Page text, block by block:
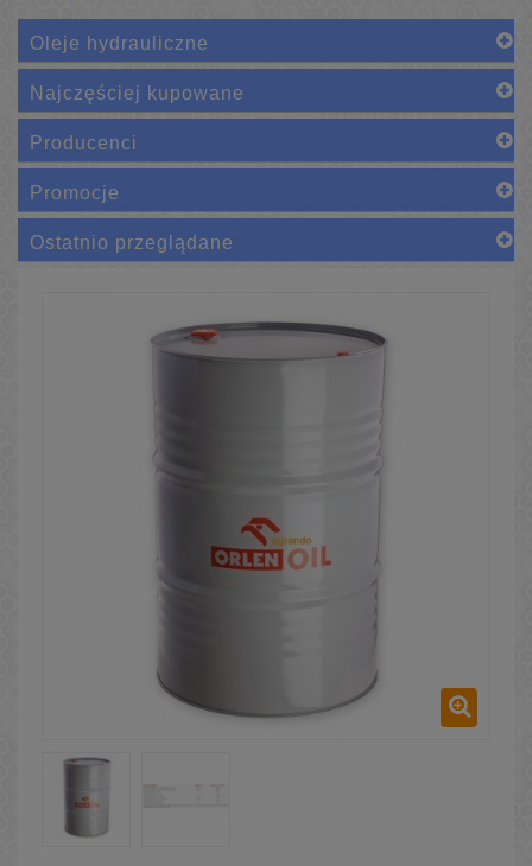
Oleje hydrauliczne
Najczęściej kupowane
Producenci
Promocje
Ostatnio przeglądane